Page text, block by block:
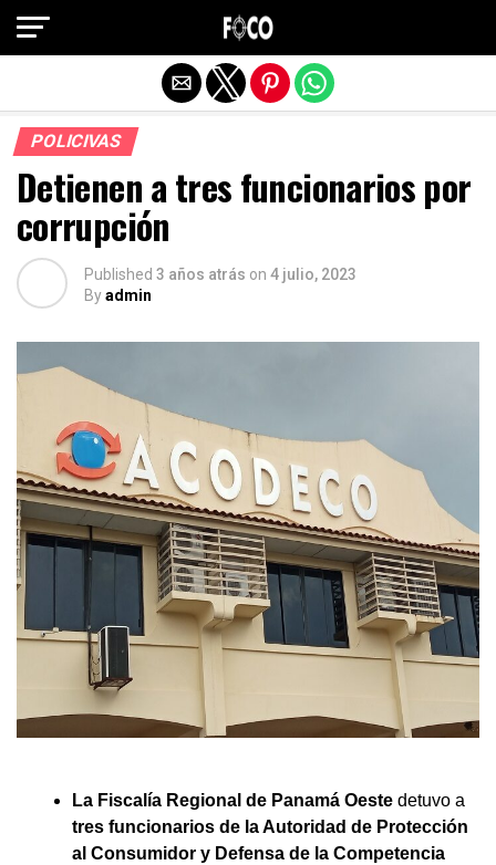
POLICIVAS
Detienen a tres funcionarios por
corrupción
Published 3 años atrás on 4 julio, 2023
Byadmin
La Fiscalía Regional de Panamá Oeste detuvo a
tres funcionarios de la Autoridad de Protección
al Consumidor y Defensa de la Competencia
Salir de la versión móvil